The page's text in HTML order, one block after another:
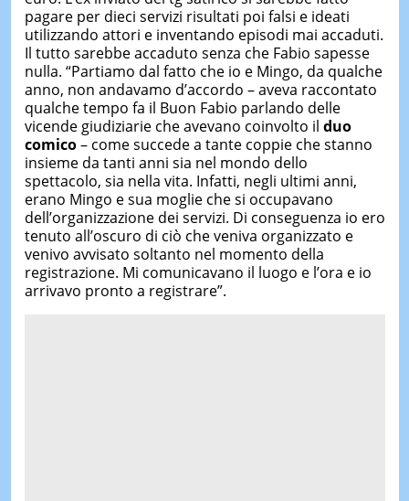
pagare per dieci servizi risultati poi falsi e ideati
utilizzando attori e inventando episodi mai accaduti.
Il tutto sarebbe accaduto senza che Fabio sapesse
nulla. “Partiamo dal fatto che io e Mingo, da qualche
anno, non andavamo d’accordo – aveva raccontato
qualche tempo fa il Buon Fabio parlando delle
vicende giudiziarie che avevano coinvolto il duo
comico– come succede a tante coppie che stanno
insieme da tanti anni sia nel mondo dello
spettacolo, sia nella vita. Infatti, negli ultimi anni,
erano Mingo e sua moglie che si occupavano
dell’organizzazione dei servizi. Di conseguenza io ero
tenuto all’oscuro di ciò che veniva organizzato e
venivo avvisato soltanto nel momento della
registrazione. Mi comunicavano il luogo e l’ora e io
arrivavo pronto a registrare”.